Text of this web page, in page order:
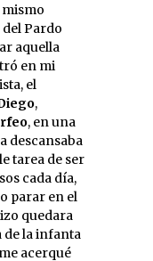
Pardo
aquella
en mi
el
,
, en una
descansaba
tarea de ser
cada día,
parar en el
quedara
de la infanta
acerqué